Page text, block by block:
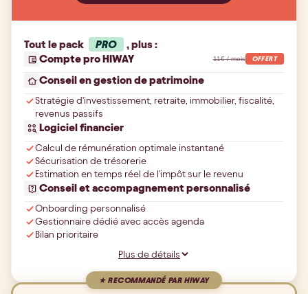
Tout le pack PRO
, plus :
Compte pro HIWAY
11€ / mois OFFERT
Conseil en gestion de patrimoine
Stratégie d'investissement, retraite, immobilier, fiscalité,
revenus passifs
Logiciel financier
Calcul de rémunération optimale instantané
Sécurisation de trésorerie
Estimation en temps réel de l'impôt sur le revenu
Conseil et accompagnement personnalisé
Onboarding personnalisé
Gestionnaire dédié avec accès agenda
Bilan prioritaire
Plus de détails
★RECOMMANDÉ PAR HIWAY